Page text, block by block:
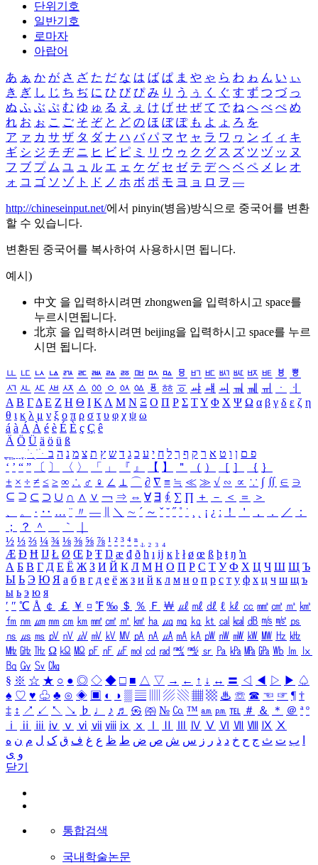
단위기호
일반기호
로마자
아랍어
あ ぁ か が さ ざ た だ な は ば ぱ ま や ゃ ら わ ゎ ん い ぃ
き ぎ し じ ち ぢ に ひ び ぴ み り う ぅ く ぐ す ず つ づ っ
ぬ ふ ぶ ぷ む ゆ ゅ る え ぇ け げ せ ぜ て で ね へ べ ぺ め
れ お ぉ こ ご そ ぞ と ど の ほ ぼ ぽ も よ ょ ろ を
ア ァ カ サ ザ タ ダ ナ ハ バ パ マ ヤ ャ ラ ワ ヮ ン イ ィ キ
ギ シ ジ チ ヂ ニ ヒ ビ ピ ミ リ ウ ゥ ク グ ス ズ ツ ヅ ッ ヌ
フ ブ プ ム ユ ュ ル エ ェ ケ ゲ セ ゼ テ デ ヘ ベ ペ メ レ オ
ォ コ ゴ ソ ゾ ト ド ノ ホ ボ ポ モ ヨ ョ ロ ヲ ―
http://chineseinput.net/에서 pinyin(병음)방식으로 중국어를 변환
할 수 있습니다.
변환된 중국어를 복사하여 사용하시면 됩니다.
예시)
中文 을 입력하시려면 zhongwen을 입력하시고 space를
누르시면됩니다.
北京 을 입력하시려면 beijing을 입력하시고 space를 누르
시면 됩니다.
ㅥ ㅦ ㅧ ㅨ ㅩ ㅪ ㅫ ㅬ ㅭ ㅮ ㅯ ㅰ ㅱ ㅲ ㅳ ㅴ ㅵ ㅶ ㅷ ㅸ
ㅹ
ㅺ ㅻ ㅼ ㅽ ㅾ ㅿ ㆀ ㆁ ㆂ ㆃ ㆄ ㆅ ㆆ ㆇ ㆈ ㆉ ㆊ ㆋ ㆌ ㆍ
ㆎ
Α Β ΓΔ Ε Ζ Η Θ Ι ΚΛ Μ Ν Ξ Ο Π Ρ Σ ΤΥ Φ Χ Ψ Ω α β γ δ ε ζ η
θ ι κ λ μ ν ξ ο π ρ σ τ υ φ χ ψ ω
á à Á À é è É È ç Ç ê
Ä Ö Ü ä ö ü ß
ִֶֹ ֻּ ׁׂ פ ם ן ו ט א ר ק ף ך ל ח י ע כ ג ד ש ץ ת צ מ נ ה ב
‘ ’ “ ” 〔 〕 〈 〉 「 」 『 』 【 】 ＂ （ ） ［ ］ ｛ ｝
± × ÷ ≠ ≤ ≥ ∞ ∴ ♂ ♀ ∠ ⊥ ⌒ ∂ ∇ ≡ ≒ ≪ ≫ √ ∽ ∝ ∵ ∫ ∬ ∈ ∋
⊆ ⊇ ⊂ ⊃ ∪ ∩ ∧ ∨ ￢ ⇒ ⇔ ∀ ∃ ∮ ∑ ∏ ＋ － ＜ ＝
＞
、
。 · ‥ … ¨ 〃 ― ＼ ∼ ´ ～ ˇ ˘ ˝ ˚ ˙ ¸ ¡ ¿ ː ！ ＇ ， ． ／
：
；
？ ＾ ｀
½ ⅓ ⅔ ¼ ¾ ⅛ ⅜ ⅝ ⅞ ¹ ² ³ ⁴ ⁿ ₁ ₂ ₃ ₄
Æ Ð Ħ Ĳ Ł Ø Œ Þ Ŧ Ŋ æ đ ð ħ ı ĳ ĸ ŀ ł ø œ ß þ ŧ ŋ ŉ
А Б В Г Д Е Ё Ж З И Й К Л М Н О П Р С Т У Ф Х Ц Ч Ш Щ Ъ
Ы Ь Э Ю Я а б в г д е ё ж з и й к л м н о п р с т у ф х ц ч ш щ ъ
ы ь э ю я
′ ″ ℃ Å ￠ ￡ ￥ ¤ ℉ ‰ ＄ ％ Ｆ ￦ ㎕ ㎖ ㎗ ℓ ㎘ ㏄ ㎣ ㎤ ㎥ ㎦
㎙ ㎚ ㎛ ㎜ ㎝ ㎞ ㎟ ㎠ ㎡ ㎢ ㏊ ㎍ ㎎ ㎏ ㏏ ㎈ ㎉ ㏈ ㎧ ㎨ ㎰
㎱ ㎲ ㎳ ㎴ ㎵ ㎶ ㎷ ㎸ ㎹ ㎀ ㎁ ㎂ ㎃ ㎄ ㎺ ㎻ ㎽ ㎾ ㎿ ㎐ ㎑
㎒ ㎓ ㎔ Ω ㏀ ㏁ ㎊ ㎋ ㎌ ㏖ ㏅ ㎭ ㎮ ㎯ ㏛ ㎩ ㎪ ㎫ ㎬ ㏝ ㏐
㏓
㏃ ㏉ ㏜ ㏆
§ ※ ☆ ★ ○ ● ◎ ◇ ◆ □ ■ △ ▽ → ← ↑ ↓ ↔ 〓 ◁ ◀ ▷ ▶ ♤
♠ ♡ ♥ ♧ ♣ ⊙ ◈ ▣ ◐ ◑ ▒ ▤ ▨ ▧ ▦ ▩ ♨ ☏ ☎ ☜ ☞ ¶ †
‡ ↕ ↗ ↙ ↖ ↘ ♭ ♩ ♪ ♬ ㉿ ㈜ № ㏇ ™ ㏂ ㏘ ℡ ＃ ＆ ＊ ＠ ª º
ⅰ
ⅱ ⅲ ⅳ ⅴ ⅵ ⅶ ⅷ ⅸ ⅹ Ⅳ Ⅴ Ⅵ Ⅶ Ⅷ Ⅸ Ⅹ
ب ت ث ج ح خ د ذ ر ز س ش ص ض ط ظ ع غ ف ق ک ل م ن ه
و ی
닫기
통합검색
국내학술논문